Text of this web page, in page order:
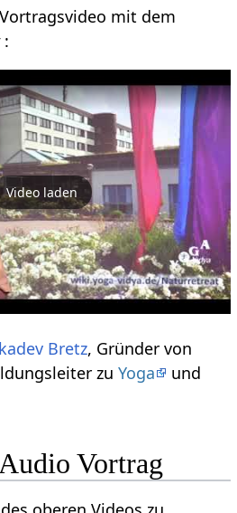
mit dem
:
Video laden
Bretz, Gründer von
zuYoga
und
Vortrag